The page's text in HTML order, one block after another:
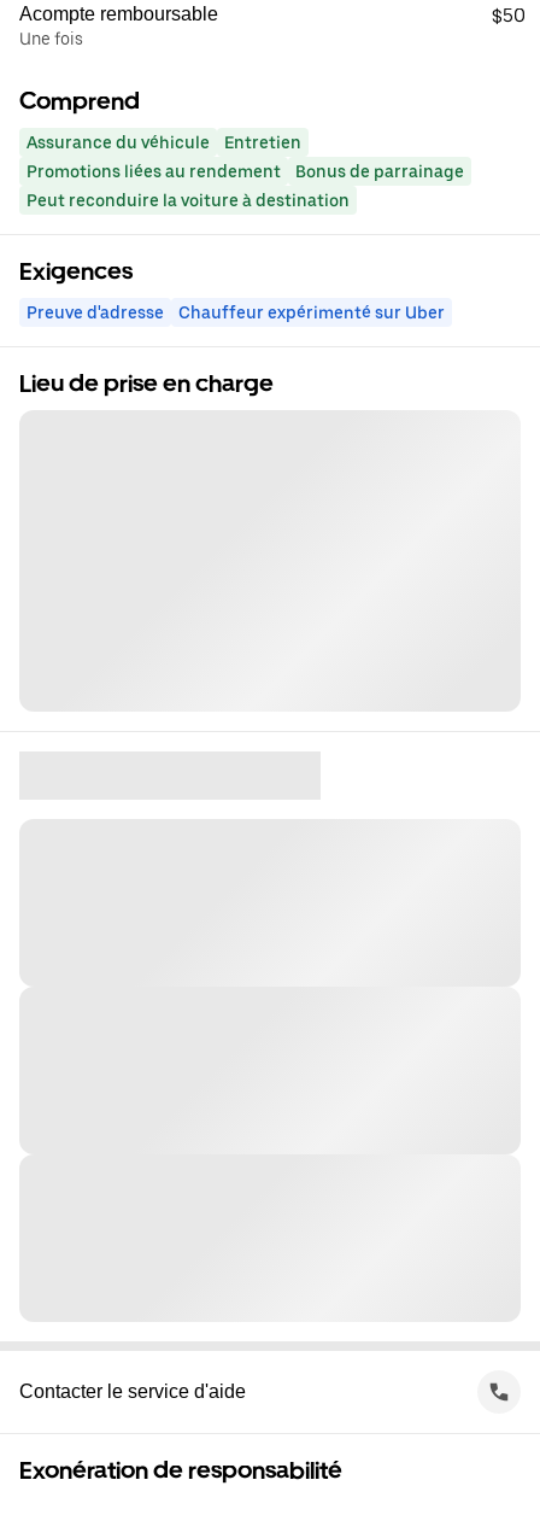
Acompte remboursable
Une fois
$50
Comprend
Assurance du véhicule
Entretien
Promotions liées au rendement
Bonus de parrainage
Peut reconduire la voiture à destination
Exigences
Preuve d'adresse Chauffeur expérimenté sur Uber
Lieu de prise en charge
Contacter le service d'aide
Exonération de responsabilité